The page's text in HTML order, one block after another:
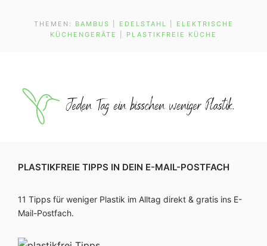
THEMEN: BAMBUS EDELSTAHL
ELEKTRISCHE
KÜCHENGERÄTE
PLASTIKFREIE KÜCHE
PLASTIKFREIE TIPPS IN DEIN E-MAIL-POSTFACH
11 Tipps für weniger Plastik im Alltag direkt & gratis ins E-
Mail-Postfach.